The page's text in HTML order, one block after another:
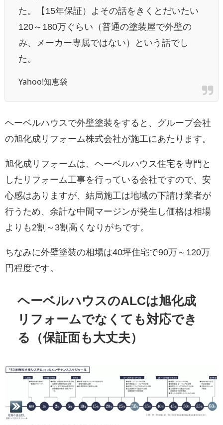
た。【15年保証）よその話をきくとだいたい
120～180万ぐらい（普通の塗装屋で外壁の
み、メーカー専属ではない）という話でし
た。
Yahoo!知恵袋
ヘーベルハウスで外壁塗装をすると、グループ会社
の旭化成リフォーム株式会社が施工にあたります。
旭化成リフォームは、ヘーベルハウス住宅を専門と
したリフォーム工事を行っている会社ですので、安
心感はありますが、結局施工は地域の下請け業者が
行うため、余計な中間マージンが発生し価格は相場
よりも2割～3割高くなりがちです。
ちなみに外壁塗装の相場は40坪住宅で90万～120万
円程度です。
ヘーベルハウスのALCは旭化成
リフォームでなくても対応でき
る（保証面も大丈夫）